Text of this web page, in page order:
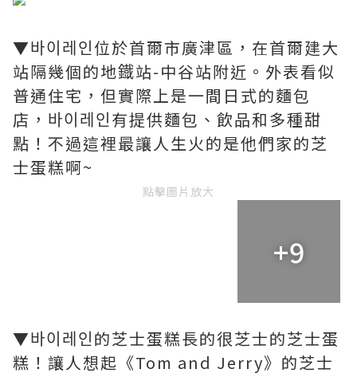
▼바이레인位於首爾市廣津區，在首爾建大
站隔幾個的地鐡站-中谷站附近。外表看似
普通住宅，但實際上是一間日式的麵包
店，바이레인有提供麵包、飲品和多種甜
點！不過這裡最讓人生火的是他們家的芝
士蛋糕啊~
點擊圖片放大
+9
▼바이레인的芝士蛋糕長的很芝士的芝士蛋
糕！讓人想起《Tom and Jerry》的芝士